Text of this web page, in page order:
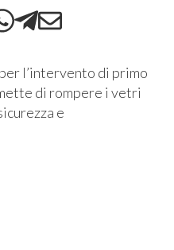
l’intervento di primo
di rompere i vetri
e